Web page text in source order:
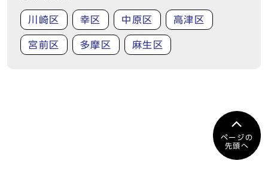
川崎区 幸区 中原区 高津区
宮前区 多摩区 麻生区
ページの
先頭へ